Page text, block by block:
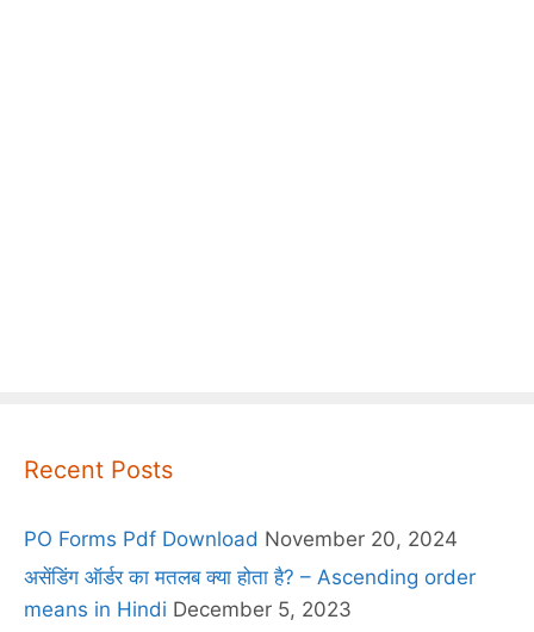
Recent Posts
PO Forms Pdf Download November 20, 2024
असेंडिंग ऑर्डर का मतलब क्या होता है? – Ascending order
means in Hindi December 5, 2023